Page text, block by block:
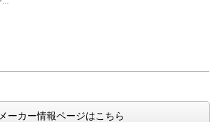
メーカー情報ページはこちら